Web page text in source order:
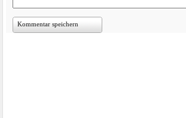
Kommentar speichern